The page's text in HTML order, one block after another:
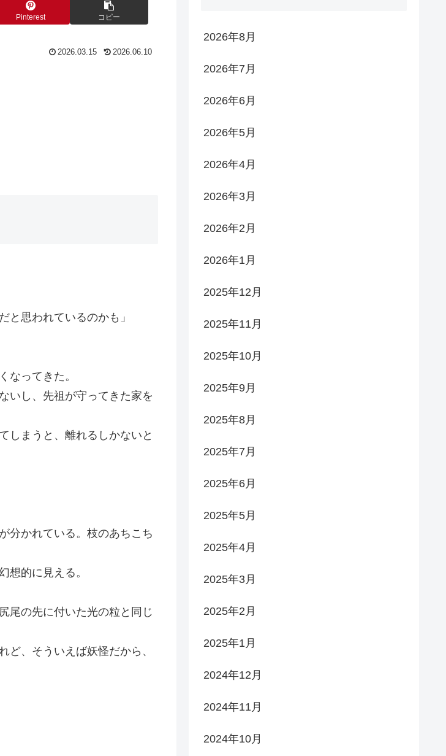
Pinterest コピー
2026.03.15 2026.06.10
と思われているのかも」
なってきた。
いし、先祖が守ってきた家を
しまうと、離れるしかないと
分かれている。枝のあちこち
想的に見える。
尾の先に付いた光の粒と同じ
ど、そういえば妖怪だから、
2026年8月
2026年7月
2026年6月
2026年5月
2026年4月
2026年3月
2026年2月
2026年1月
2025年12月
2025年11月
2025年10月
2025年9月
2025年8月
2025年7月
2025年6月
2025年5月
2025年4月
2025年3月
2025年2月
2025年1月
2024年12月
2024年11月
2024年10月